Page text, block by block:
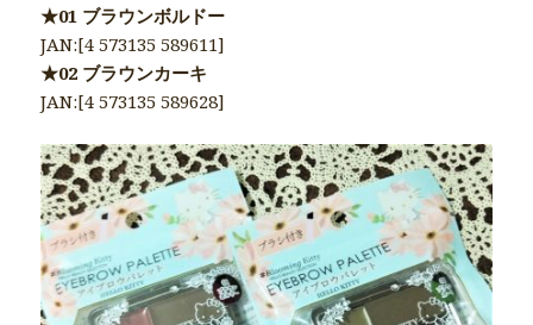
★01 ブラウンボルドー
JAN:[4 573135 589611]
★02 ブラウンカーキ
JAN:[4 573135 589628]